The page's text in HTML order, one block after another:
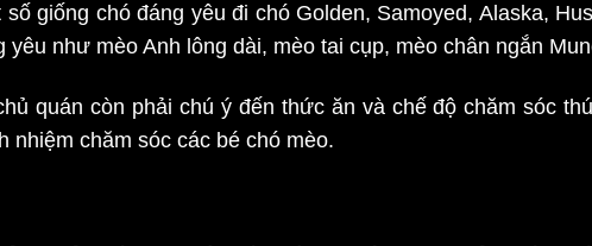
giống chó đáng yêu đi chó Golden, Samoyed, Alaska,
như mèo Anh lông dài, mèo tai cụp, mèo chân ngắn
quán còn phải chú ý đến thức ăn và chế độ chăm sóc
nhiệm chăm sóc các bé chó mèo.